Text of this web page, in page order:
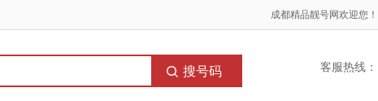
成都精品靓号网欢迎您！
搜号码 客服热线：